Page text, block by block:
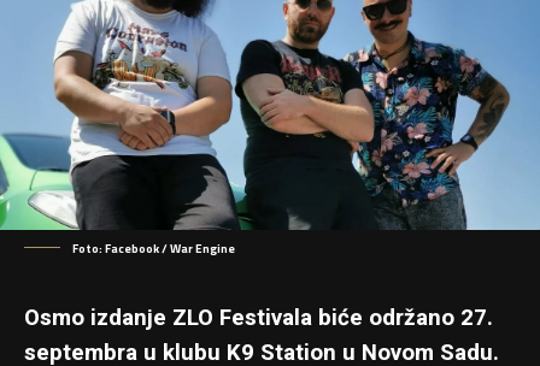
Foto: Facebook / War Engine
Osmo izdanje ZLO Festivala biće održano 27.
septembra u klubu K9 Station u Novom Sadu.